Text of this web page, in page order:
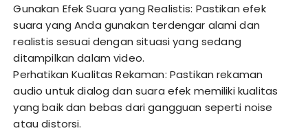
Gunakan Efek Suara yang Realistis: Pastikan efek
suara yang Anda gunakan terdengar alami dan
realistis sesuai dengan situasi yang sedang
ditampilkan dalam video.
Perhatikan Kualitas Rekaman: Pastikan rekaman
audio untuk dialog dan suara efek memiliki kualitas
yang baik dan bebas dari gangguan seperti noise
atau distorsi.